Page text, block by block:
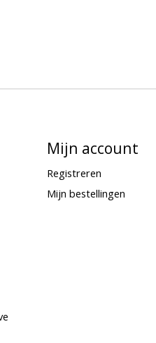
Mijn account
Registreren
Mijn bestellingen